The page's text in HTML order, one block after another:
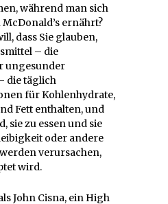
während man sich
ernährt?
dass Sie glauben,
– die
ungesunder
die täglich
für Kohlenhydrate,
Fett enthalten, und
sie zu essen und sie
oder andere
verursachen,
wird.
John Cisna, ein High